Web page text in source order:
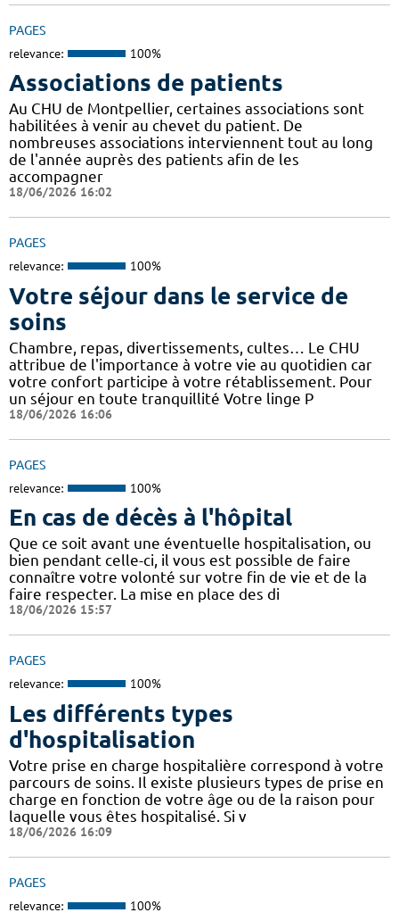
PAGES
relevance: 100%
Associations de patients
Au CHU de Montpellier, certaines associations sont
habilitées à venir au chevet du patient. De
nombreuses associations interviennent tout au long
de l'année auprès des patients afin de les
accompagner
18/06/2026 16:02
PAGES
relevance: 100%
Votre séjour dans le service de
soins
Chambre, repas, divertissements, cultes… Le CHU
attribue de l'importance à votre vie au quotidien car
votre confort participe à votre rétablissement. Pour
un séjour en toute tranquillité Votre linge P
18/06/2026 16:06
PAGES
relevance: 100%
En cas de décès à l'hôpital
Que ce soit avant une éventuelle hospitalisation, ou
bien pendant celle-ci, il vous est possible de faire
connaître votre volonté sur votre fin de vie et de la
faire respecter. La mise en place des di
18/06/2026 15:57
PAGES
relevance: 100%
Les différents types
d'hospitalisation
Votre prise en charge hospitalière correspond à votre
parcours de soins. Il existe plusieurs types de prise en
charge en fonction de votre âge ou de la raison pour
laquelle vous êtes hospitalisé. Si v
18/06/2026 16:09
PAGES
relevance: 100%